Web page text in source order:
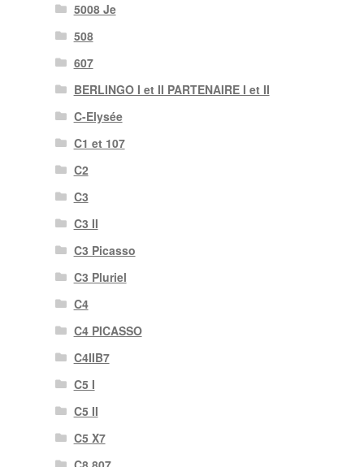
5008 Je
508
607
BERLINGO I et II PARTENAIRE I et II
C-Elysée
C1 et 107
C2
C3
C3 II
C3 Picasso
C3 Pluriel
C4
C4 PICASSO
C4IIB7
C5 I
C5 II
C5 X7